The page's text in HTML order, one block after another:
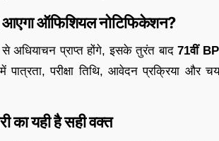
ऑफिशियल नोटिफिकेशन?
अधियाचन प्राप्त होंगे, इसके तुरंत बाद71वीं
परीक्षा तिथि, आवेदन प्रक्रिया और
का यही है सही वक्त